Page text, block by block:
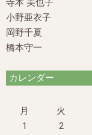
寺本 美也子
小野亜衣子
岡野千夏
橋本守一
カレンダー
月
火
1
2